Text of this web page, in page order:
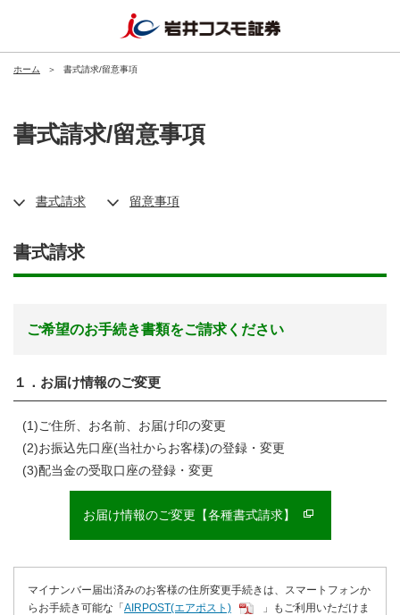
ホーム ＞ 書式請求/留意事項
書式請求/留意事項
書式請求 留意事項
書式請求
ご希望のお手続き書類をご請求ください
１．お届け情報のご変更
(1)ご住所、お名前、お届け印の変更
(2)お振込先口座(当社からお客様)の登録・変更
(3)配当金の受取口座の登録・変更
お届け情報のご変更【各種書式請求】
マイナンバー届出済みのお客様の住所変更手続きは、スマートフォンか
らお手続き可能な「 AIRPOST(エアポスト)
」もご利用いただけま